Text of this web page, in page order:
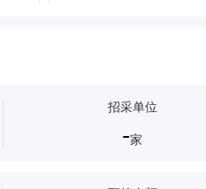
招采单位
-家